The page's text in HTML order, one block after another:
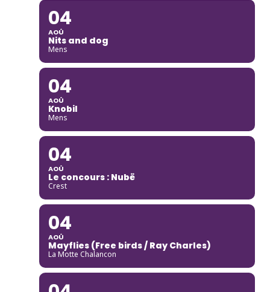
04
AOÛ
Nits and dog
Mens
04
AOÛ
Knobil
Mens
04
AOÛ
Le concours : Nubë
Crest
04
AOÛ
Mayflies (Free birds / Ray Charles)
La Motte Chalancon